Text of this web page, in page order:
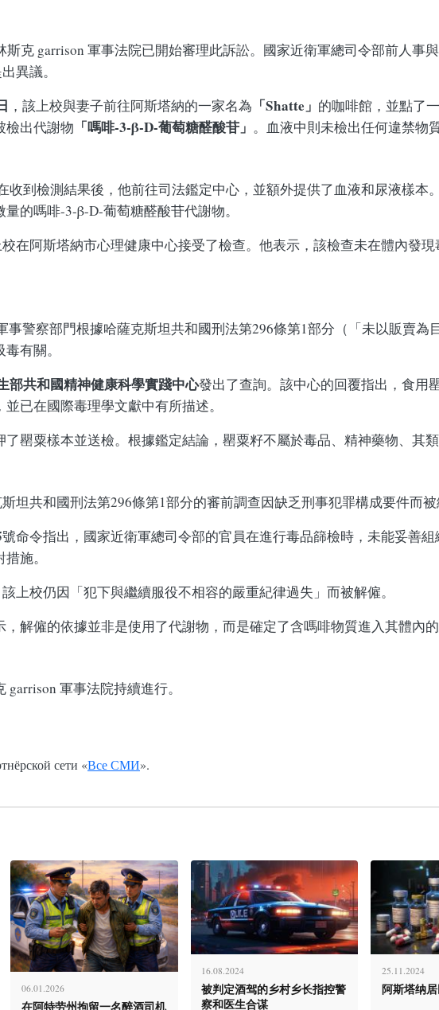
斯克 garrison 軍事法院已開始審理此訴訟。國家近衛軍總司令部前人事
異議。
，該上校與妻子前往阿斯塔納的一家名為 「Shatte」 的咖啡館，並點了
檢出代謝物 「嗎啡-3-β-D-葡萄糖醛酸苷」 。血液中則未檢出任何違禁物質
收到檢測結果後，他前往司法鑑定中心，並額外提供了血液和尿液樣本。
的嗎啡-3-β-D-葡萄糖醛酸苷代謝物。
校在阿斯塔納市心理健康中心接受了檢查。他表示，該檢查未在體內發
事警察部門根據哈薩克斯坦共和國刑法第296條第1部分（「未以販賣
有關。
部共和國精神健康科學實踐中心發出了查詢。該中心的回覆指出，食用
已在國際毒理學文獻中有所描述。
罌粟樣本並送檢。根據鑑定結論，罌粟籽不屬於毒品、精神藥物、其類
斯坦共和國刑法第296條第1部分的審前調查因缺乏刑事犯罪構成要件而被
號命令指出，國家近衛軍總司令部的官員在進行毒品篩檢時，未能妥善
施。
該上校仍因「犯下與繼續服役不相容的嚴重紀律過失」而被解僱。
解僱的依據並非是使用了代謝物，而是確定了含嗎啡物質進入其體內的
軍事法院持續進行。
сети «Все СМИ».
06.01.2026
16.08.2024
被判定酒驾的乡村乡长指控警
察和医生合谋
25.11.2024
阿斯塔纳